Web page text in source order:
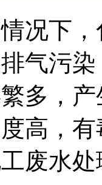
况下
气污
多，
高，
废水